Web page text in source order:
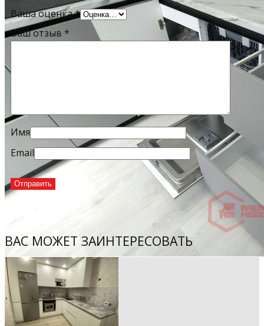
Sample Title
Sample Text
Ваша оценка*
Ваш отзыв *
Имя
Email
ВАС МОЖЕТ ЗАИНТЕРЕСОВАТЬ